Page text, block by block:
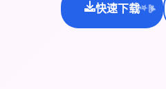
快速下载
✨⭐💫